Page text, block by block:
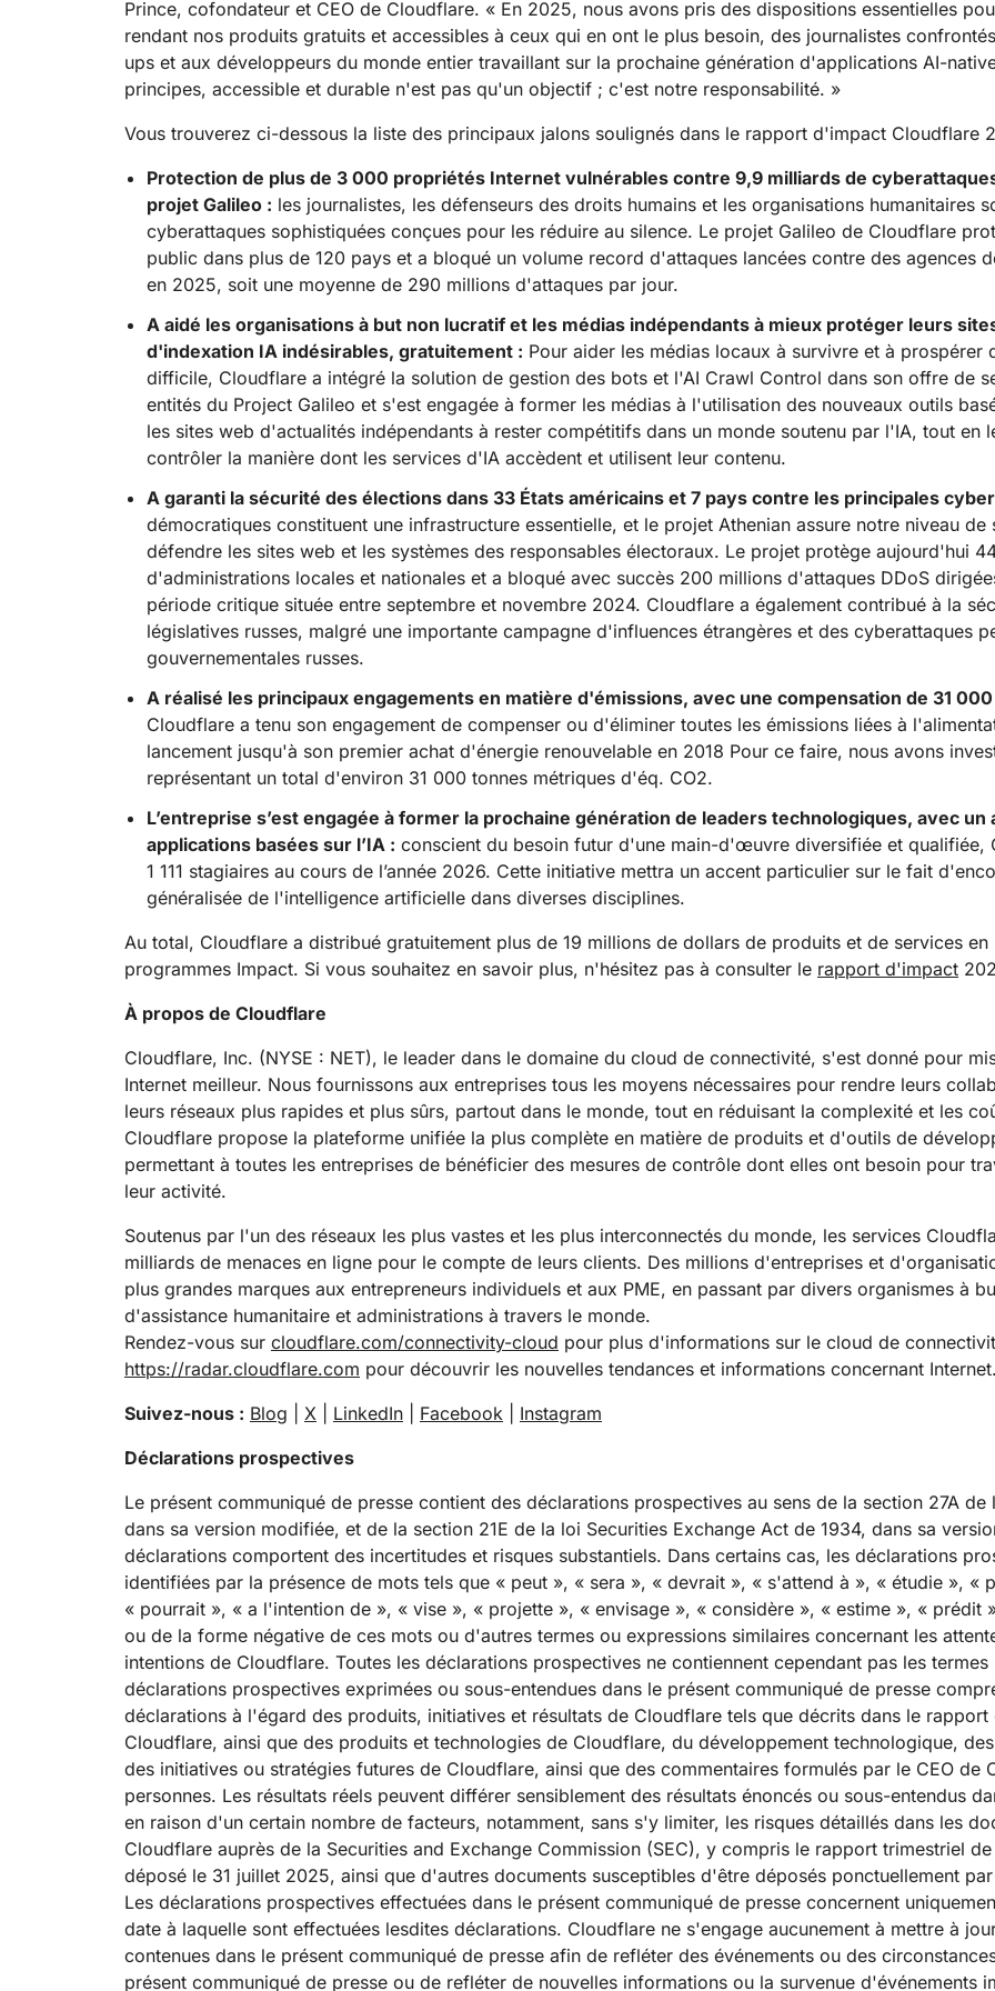
Sécuriser les applications et les API
web
Protéger le réseau
Sécurisez vos applications d'IA
agentique et d'IA générative
Rationalisez la conformité et
minimisez les risques
Protégez vos données et
respectez les normes de
conformité
Rapports d'analyse
S&#039;informer
Webinaires
Ateliers
Demander une
Offres pour PME Offres pour particuliers Comparer les offres
Workers AI
Exécutez des modèles
d'apprentissage automatique
sur notre réseau
Développez et déployez des
applications serverless
Realtime
Développez des applications
audio/vidéo en temps réel
R2
Stockez vos données sans
frais de trafic sortant élevés
OFFRES ET TARIFS
Développez et déployez des
applications serverless
Workers KV
Un espace de stockage clé-
valeur serverless pour les
applications
R2
Stockez vos données sans les
Guides techniques Documentation des produits
EXPLORER
theNET
les dirigeants des
numériques
Cloudflare TV
événements
innovants
Assistance
humanitaire
Projet Galileo
Administration
Projet Athenian
Élections
Cloudflare
Campaigns
Prince, cofondateur et CEO de Cloudflare. « En 2025, nous avons pris des dispositions essentielles
rendant nos produits gratuits et accessibles à ceux qui en ont le plus besoin, des journalistes
ups et aux développeurs du monde entier travaillant sur la prochaine génération d'applications AI-
principes, accessible et durable n'est pas qu'un objectif ; c'est notre responsabilité. »
Vous trouverez ci-dessous la liste des principaux jalons soulignés dans le rapport d'impact Cloudflare
Protection de plus de 3 000 propriétés Internet vulnérables contre 9,9 milliards de
projet Galileo : les journalistes, les défenseurs des droits humains et les organisations humanitaires
cyberattaques sophistiquées conçues pour les réduire au silence. Le projet Galileo de Cloudflare
public dans plus de 120 pays et a bloqué un volume record d'attaques lancées contre des agences
en 2025, soit une moyenne de 290 millions d'attaques par jour.
A aidé les organisations à but non lucratif et les médias indépendants à mieux protéger leurs
d'indexation IA indésirables, gratuitement : Pour aider les médias locaux à survivre et à prospérer
difficile, Cloudflare a intégré la solution de gestion des bots et l'AI Crawl Control dans son offre de
entités du Project Galileo et s'est engagée à former les médias à l'utilisation des nouveaux outils
les sites web d'actualités indépendants à rester compétitifs dans un monde soutenu par l'IA, tout en
contrôler la manière dont les services d'IA accèdent et utilisent leur contenu.
A garanti la sécurité des élections dans 33 États américains et 7 pays contre les principales
démocratiques constituent une infrastructure essentielle, et le projet Athenian assure notre niveau
défendre les sites web et les systèmes des responsables électoraux. Le projet protège aujourd'hui
d'administrations locales et nationales et a bloqué avec succès 200 millions d'attaques DDoS
période critique située entre septembre et novembre 2024. Cloudflare a également contribué à la
législatives russes, malgré une importante campagne d'influences étrangères et des cyberattaques
gouvernementales russes.
A réalisé les principaux engagements en matière d'émissions, avec une compensation de 31
Cloudflare a tenu son engagement de compenser ou d'éliminer toutes les émissions liées à
lancement jusqu'à son premier achat d'énergie renouvelable en 2018 Pour ce faire, nous avons
représentant un total d'environ 31 000 tonnes métriques d'éq. CO2.
L’entreprise s’est engagée à former la prochaine génération de leaders technologiques, avec
applications basées sur l’IA : conscient du besoin futur d'une main-d'œuvre diversifiée et qualifiée,
1 111 stagiaires au cours de l’année 2026. Cette initiative mettra un accent particulier sur le fait
généralisée de l'intelligence artificielle dans diverses disciplines.
Au total, Cloudflare a distribué gratuitement plus de 19 millions de dollars de produits et de services
programmes Impact. Si vous souhaitez en savoir plus, n'hésitez pas à consulter le rapport d'impact
À propos de Cloudflare
Cloudflare, Inc. (NYSE : NET), le leader dans le domaine du cloud de connectivité, s'est donné pour
Internet meilleur. Nous fournissons aux entreprises tous les moyens nécessaires pour rendre leurs
leurs réseaux plus rapides et plus sûrs, partout dans le monde, tout en réduisant la complexité et les
Cloudflare propose la plateforme unifiée la plus complète en matière de produits et d'outils de
permettant à toutes les entreprises de bénéficier des mesures de contrôle dont elles ont besoin pour
leur activité.
Soutenus par l'un des réseaux les plus vastes et les plus interconnectés du monde, les services
milliards de menaces en ligne pour le compte de leurs clients. Des millions d'entreprises et
plus grandes marques aux entrepreneurs individuels et aux PME, en passant par divers organismes à
d'assistance humanitaire et administrations à travers le monde.
Rendez-vous sur cloudflare.com/connectivity-cloud pour plus d'informations sur le cloud de
https://radar.cloudflare.com pour découvrir les nouvelles tendances et informations concernant
Suivez-nous : Blog X LinkedIn Facebook
Instagram
Déclarations prospectives
Le présent communiqué de presse contient des déclarations prospectives au sens de la section 27A
dans sa version modifiée, et de la section 21E de la loi Securities Exchange Act de 1934, dans sa
déclarations comportent des incertitudes et risques substantiels. Dans certains cas, les déclarations
identifiées par la présence de mots tels que « peut », « sera », « devrait », « s'attend à », « étudie », «
« pourrait », « a l'intention de », « vise », « projette », « envisage », « considère », « estime », « prédit
ou de la forme négative de ces mots ou d'autres termes ou expressions similaires concernant les
intentions de Cloudflare. Toutes les déclarations prospectives ne contiennent cependant pas les
déclarations prospectives exprimées ou sous-entendues dans le présent communiqué de presse
déclarations à l'égard des produits, initiatives et résultats de Cloudflare tels que décrits dans le
Cloudflare, ainsi que des produits et technologies de Cloudflare, du développement technologique,
des initiatives ou stratégies futures de Cloudflare, ainsi que des commentaires formulés par le CEO de
personnes. Les résultats réels peuvent différer sensiblement des résultats énoncés ou sous-entendus
en raison d'un certain nombre de facteurs, notamment, sans s'y limiter, les risques détaillés dans les
Cloudflare auprès de la Securities and Exchange Commission (SEC), y compris le rapport trimestriel
déposé le 31 juillet 2025, ainsi que d'autres documents susceptibles d'être déposés ponctuellement
Les déclarations prospectives effectuées dans le présent communiqué de presse concernent
date à laquelle sont effectuées lesdites déclarations. Cloudflare ne s'engage aucunement à mettre à
contenues dans le présent communiqué de presse afin de refléter des événements ou des
présent communiqué de presse ou de refléter de nouvelles informations ou la survenue d'événements